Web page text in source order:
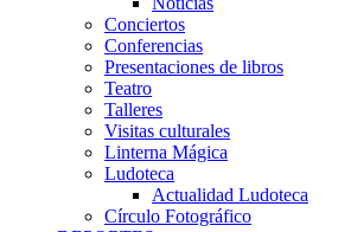
Conciertos
Conferencias
Presentaciones de libros
Teatro
Talleres
Visitas culturales
Linterna Mágica
Ludoteca
Actualidad Ludoteca
Círculo Fotográfico